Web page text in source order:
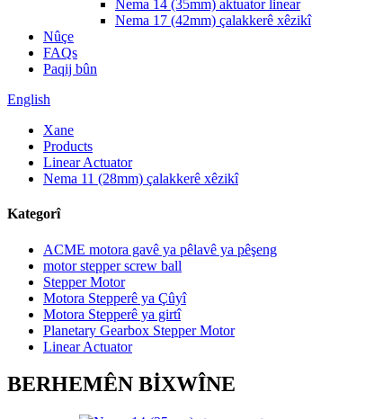
Nema 14 (35mm) aktuator linear
Nema 17 (42mm) çalakkerê xêzikî
Nûçe
FAQs
Paqij bûn
English
Xane
Products
Linear Actuator
Nema 11 (28mm) çalakkerê xêzikî
Kategorî
ACME motora gavê ya pêlavê ya pêşeng
motor stepper screw ball
Stepper Motor
Motora Stepperê ya Çûyî
Motora Stepperê ya girtî
Planetary Gearbox Stepper Motor
Linear Actuator
BERHEMÊN BİXWÎNE